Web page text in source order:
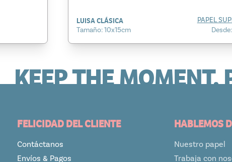
LUISA CLÁSICA
PAPEL
Tamaño: 10x15cm
KEEP THE MOMENT.
FELICIDAD DEL CLIENTE
Contáctanos
Envíos & Pagos
HABLEMOS
Nuestro papel
Trabaja con